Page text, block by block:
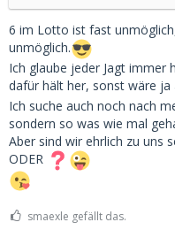
6 im Lotto ist fast
unmöglich.
Ich glaube jeder Jagt immer
dafür hält her, sonst wäre
Ich suche auch noch nach
sondern so was wie mal
Aber sind wir ehrlich zu uns
ODER
smaexle gefällt das.